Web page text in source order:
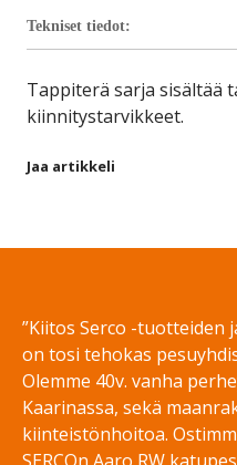
Tekniset tiedot:
Tappiterä sarja sisältää
kiinnitystarvikkeet.
Jaa artikkeli
”Kiitos Serco -tuotteiden
on tosi tehokas
Olemme 40v. vanha
Kaarinassa, sekä
kiinteistönhoitoa.